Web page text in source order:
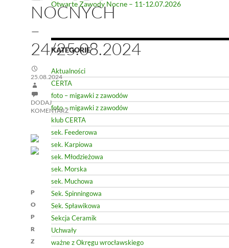
NOCNYCH
–
24/25.08.2024
25.08.2024
DODAJ
KOMENTARZ
Nawigacja
wpisu
P
O
P
R
Z
Otwarte Zawody Nocne – 11-12.07.2026
KATEGORIE
Aktualności
CERTA
foto – migawki z zawodów
foto – migawki z zawodów
klub CERTA
sek. Feederowa
sek. Karpiowa
sek. Młodzieżowa
sek. Morska
sek. Muchowa
Sek. Spinningowa
Sek. Spławikowa
Sekcja Ceramik
Uchwały
ważne z Okręgu wrocławskiego